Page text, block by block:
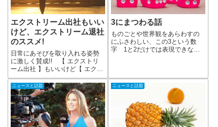
エクストリーム出社もいい
けど、エクストリーム退社
のススメ!
日常にあそびを取り入れる姿勢
に激しく賛成!! 【 エクストリ
ーム出社 】もいいけど【 エクス
トリーム退社 】もやってみまし
ょう!! 定時ダッシュで海へGO
しましょう!! 退社しついでにハ
ワイまで行ってみる??
3にまつわる話
ものごとや世界観をあらわすの
にふさわしい、この3という数
字 1と2だけでは表現できない
や色の三原色、三位一体という
と、なにやら奥義がかくされて
ニュースと話題 ニュースと話題